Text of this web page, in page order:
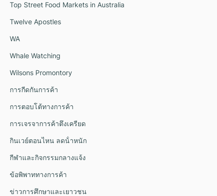
Top Street Food Markets in Australia
Twelve Apostles
WA
Whale Watching
Wilsons Promontory
การกีดกันการค้า
การตอบโต้ทางการค้า
การเจรจาการค้าตึงเครียด
กินเวย์ตอนไหน ลดน้ําหนัก
กีฬาและกิจกรรมกลางแจ้ง
ข้อพิพาททางการค้า
ข่าวการศึกษาและเยาวชน